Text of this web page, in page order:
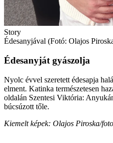
Story
Édesanyjával (Fotó: Olajos
Édesanyját gyászolja
Nyolc évvel szeretett édesapja
elment. Katinka természetesen
oldalán Szentesi Viktória:
búcsúzott tőle.
Kiemelt képek: Olajos Piroska/